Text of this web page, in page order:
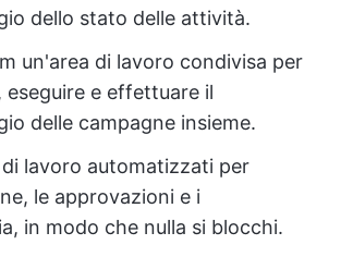
dello stato delle attività.
un'area di lavoro condivisa per
eseguire e effettuare il
delle campagne insieme.
di lavoro automatizzati per
le approvazioni e i
in modo che nulla si blocchi.